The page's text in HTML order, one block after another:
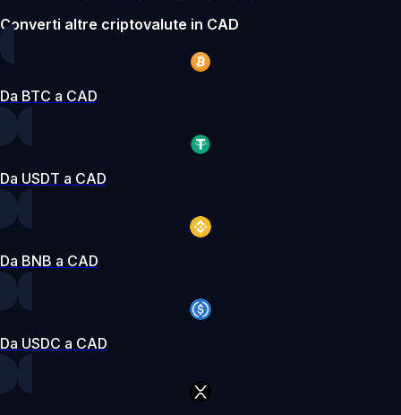
Converti altre criptovalute in CAD
Da BTC a CAD
Da USDT a CAD
Da BNB a CAD
Da USDC a CAD